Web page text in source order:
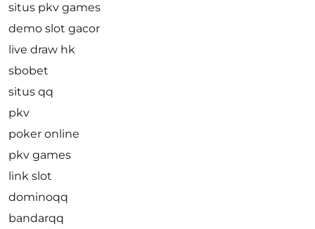
situs pkv games
demo slot gacor
live draw hk
sbobet
situs qq
pkv
poker online
pkv games
link slot
dominoqq
bandarqq